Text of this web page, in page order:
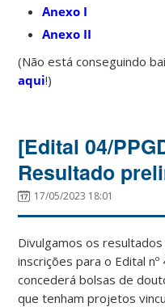
Anexo I
Anexo II
(Não está conseguindo
aqui!)
[Edital 04/
Resultado
17/05/2023 18:01
Divulgamos os
inscrições para o Edital
concederá bolsas de
que tenham projetos